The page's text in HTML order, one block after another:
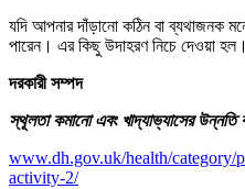
যদি আপনার দাঁড়ানো কঠিন বা ব্যথাজনক
পারেন। এর কিছু উদাহরণ নিচে দেওয়া
দরকারী সম্পদ
স্থূলতা কমানো এবং খাদ্যাভ্যাসের উন্নতি
www.dh.gov.uk/health/category/
activity-2/